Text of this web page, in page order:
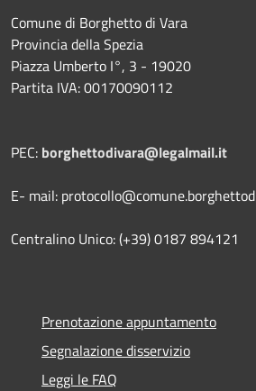
Comune di Borghetto di Vara
Provincia della Spezia
Piazza Umberto I°, 3 - 19020
Partita IVA: 00170090112
PEC: borghettodivara@legalmail.it
E- mail:
Centralino Unico: (+39) 0187 894121
Prenotazione appuntamento
Segnalazione disservizio
Leggi le FAQ